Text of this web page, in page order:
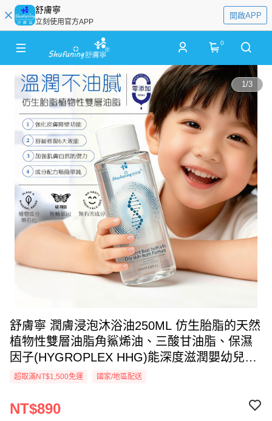
舒膚寧
立刻使用官方APP
開啟APP
0
1/3
舒膚寧 潤膚浸泡沐浴油250ML 仿生胎脂的天然
植物性雙層油脂角鯊烯油、三酸甘油脂、保濕
因子(HYGROPLEX HHG)能深度滋潤嬰幼兒及
任何年齡之乾燥肌膚，提高肌膚保水力，杜絕
障及舒緩繃緊乾燥，強化皮膚的天然防禦能
超取滿NT$1,500免運 國家/地區配送
NT$890